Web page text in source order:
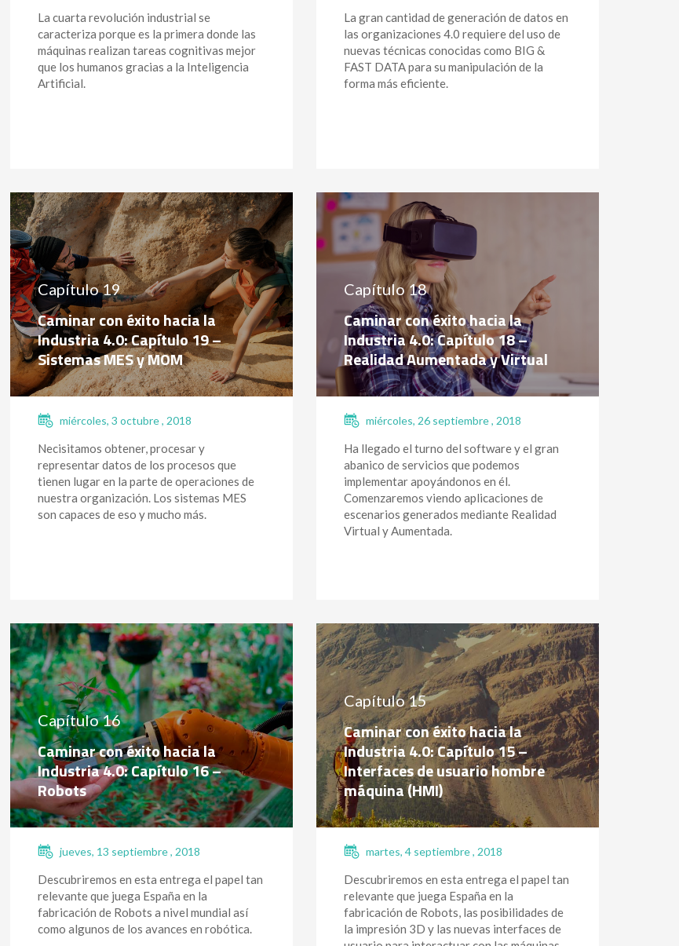
La cuarta revolución industrial se
caracteriza porque es la primera donde las
máquinas realizan tareas cognitivas mejor
que los humanos gracias a la Inteligencia
Artificial.
La gran cantidad de generación de datos en
las organizaciones 4.0 requiere del uso de
nuevas técnicas conocidas como BIG &
FAST DATA para su manipulación de la
forma más eficiente.
Capítulo 19
Caminar con éxito hacia la
Industria 4.0: Capítulo 19 –
Sistemas MES y MOM
miércoles, 3 octubre , 2018
Necisitamos obtener, procesar y
representar datos de los procesos que
tienen lugar en la parte de operaciones de
nuestra organización. Los sistemas MES
son capaces de eso y mucho más.
Capítulo 18
Caminar con éxito hacia la
Industria 4.0: Capítulo 18 –
Realidad Aumentada y Virtual
miércoles, 26 septiembre , 2018
Ha llegado el turno del software y el gran
abanico de servicios que podemos
implementar apoyándonos en él.
Comenzaremos viendo aplicaciones de
escenarios generados mediante Realidad
Virtual y Aumentada.
Capítulo 16
Caminar con éxito hacia la
Industria 4.0: Capítulo 16 –
Robots
jueves, 13 septiembre , 2018
Descubriremos en esta entrega el papel tan
relevante que juega España en la
fabricación de Robots a nivel mundial así
como algunos de los avances en robótica.
Capítulo 15
Caminar con éxito hacia la
Industria 4.0: Capítulo 15 –
Interfaces de usuario hombre
máquina (HMI)
martes, 4 septiembre , 2018
Descubriremos en esta entrega el papel tan
relevante que juega España en la
fabricación de Robots, las posibilidades de
la impresión 3D y las nuevas interfaces de